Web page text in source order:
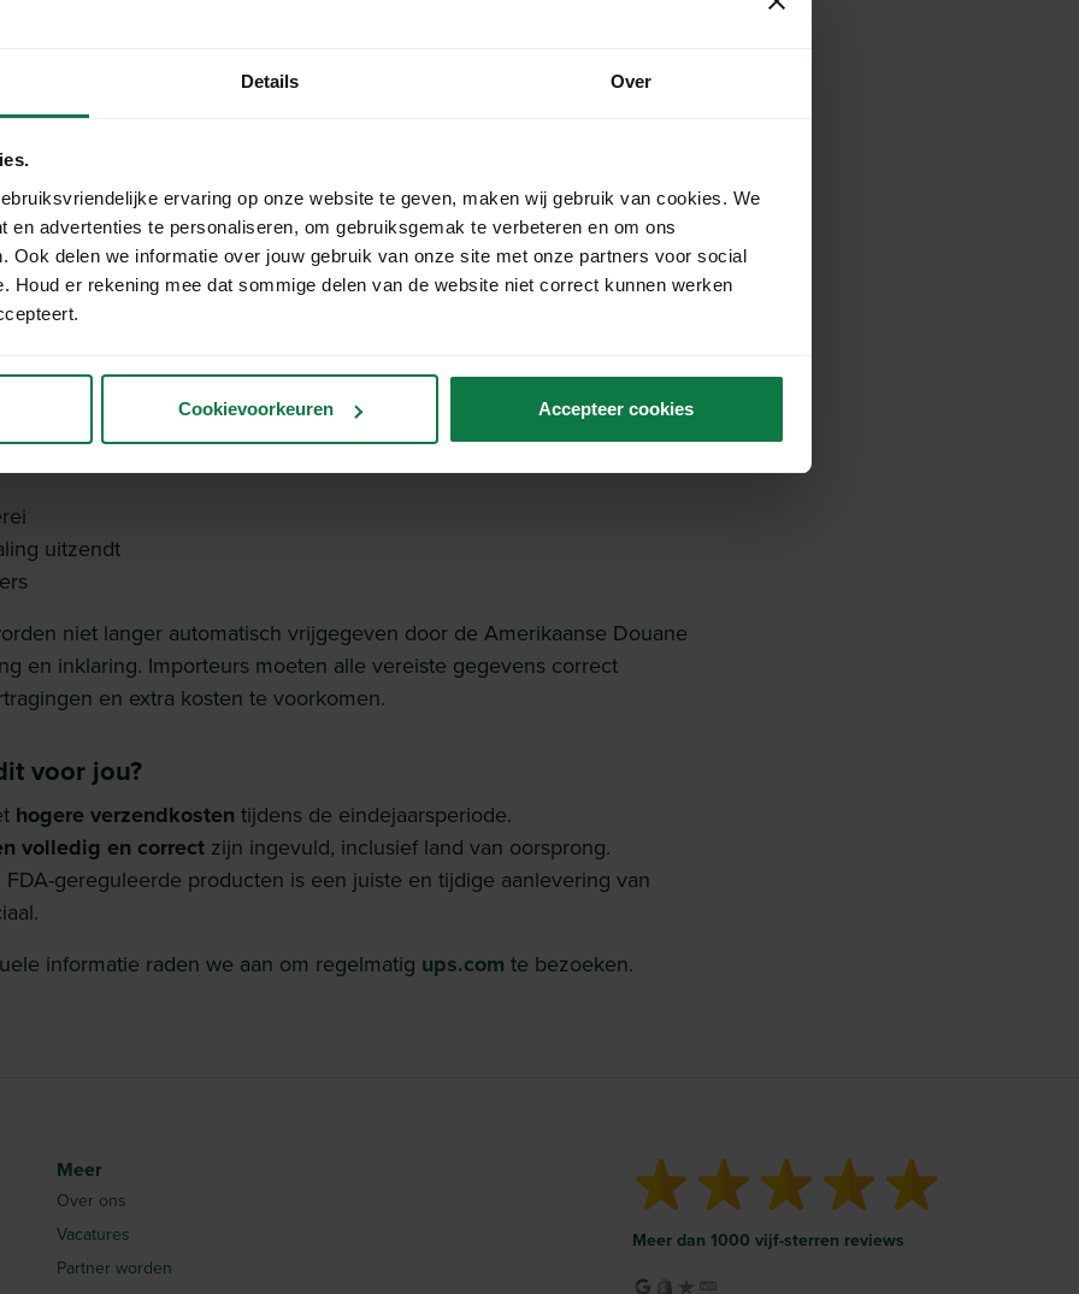
Details Over
ervaring op onze website te geven, maken wij gebruik van cookies. We
en advertenties te personaliseren, om gebruiksgemak te verbeteren en om ons
Ook delen we informatie over jouw gebruik van onze site met onze partners voor social
Houd er rekening mee dat sommige delen van de website niet correct kunnen werken
Cookievoorkeuren Accepteer cookies
voor Amerikaanse import
regelgeving vanuit de VS. Dit betekent:
verplicht: Sinds 29 augustus 2025 moet het land van oorsprong (COO)
factuur staan bij álle zendingen naar de VS.
vallen, ongeacht waarde of hoeveelheid, moeten worden
o.a. voor:
uitzendt
niet langer automatisch vrijgegeven door de Amerikaanse Douane
en inklaring. Importeurs moeten alle vereiste gegevens correct
en extra kosten te voorkomen.
voor jou?
hogere verzendkosten tijdens de eindejaarsperiode.
volledig en correct zijn ingevuld, inclusief land van oorsprong.
gereguleerde producten is een juiste en tijdige aanlevering van
informatie raden we aan om regelmatig ups.com te bezoeken.
Meer
Over ons
Vacatures
Partner worden
Meer dan 1000 vijf-sterren reviews